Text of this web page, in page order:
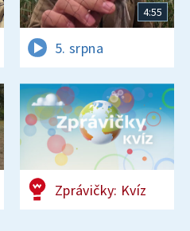
4:55
5. srpna
Zprávičky: Kvíz